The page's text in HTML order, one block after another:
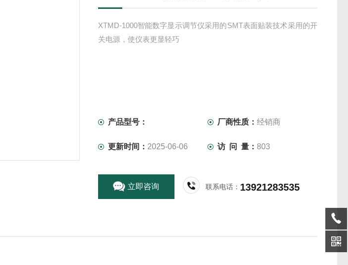
XTMD-1000智能数字显示调节仪采用的SMT表面贴装技术采用的开
关电源，使仪表更显轻巧
产品型号： 厂商性质：经销商
更新时间： 2025-06-06 访 问 量：803
立即咨询 联系电话： 13921283535